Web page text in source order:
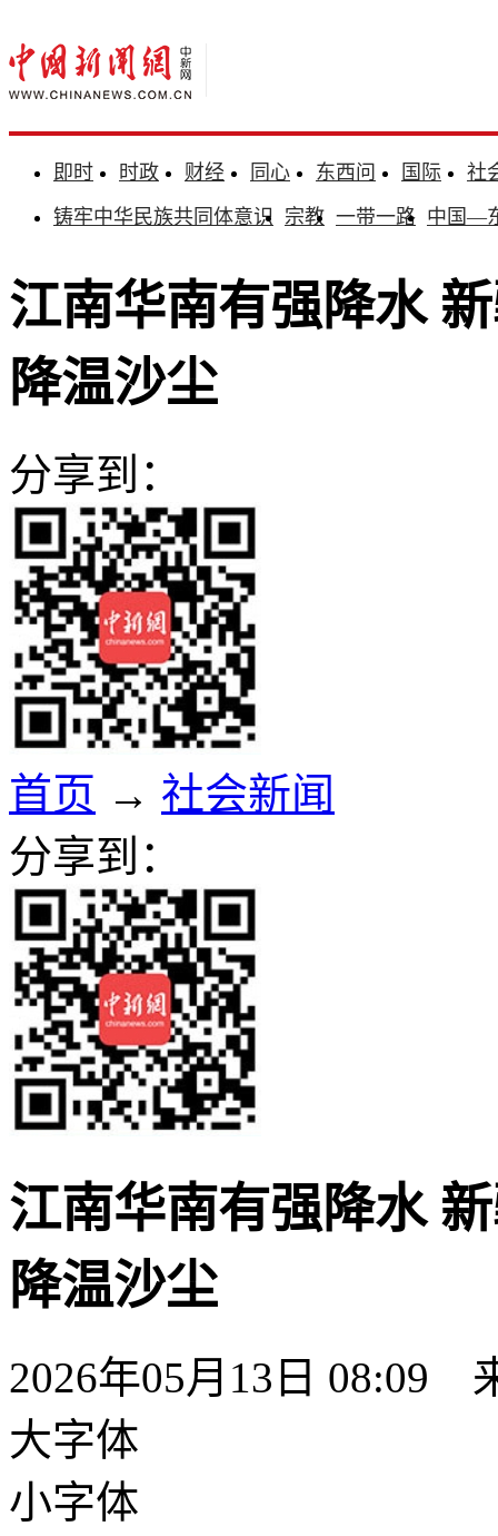
即时 时政 财经 同心 东西问 国际
社
铸牢中华民族共同体意识 宗教 一带一路 中国—
江南华南有强降水
降温沙尘
分享到：
首页 → 社会新闻
分享到：
江南华南有强降水
降温沙尘
2026年05月13日 08:09
大字体
小字体